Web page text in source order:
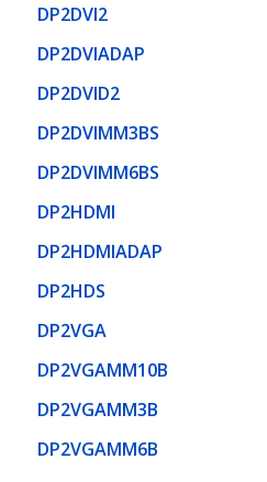
DP2DVI2
DP2DVIADAP
DP2DVID2
DP2DVIMM3BS
DP2DVIMM6BS
DP2HDMI
DP2HDMIADAP
DP2HDS
DP2VGA
DP2VGAMM10B
DP2VGAMM3B
DP2VGAMM6B